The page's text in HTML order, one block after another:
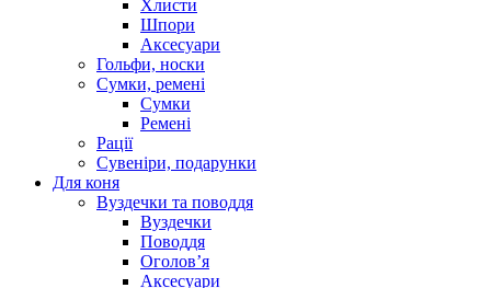
Хлисти
Шпори
Аксесуари
Гольфи, носки
Сумки, ремені
Сумки
Ремені
Рації
Сувеніри, подарунки
Для коня
Вуздечки та поводдя
Вуздечки
Поводдя
Оголов’я
Аксесуари